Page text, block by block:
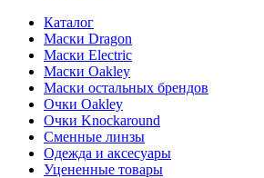
Каталог
Маски Dragon
Маски Electric
Маски Oakley
Маски остальных брендов
Очки Oakley
Очки Knockaround
Сменные линзы
Одежда и аксесуары
Уцененные товары